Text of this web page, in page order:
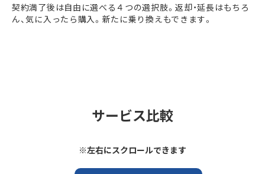
契約満了後は自由に選べる４つの選択肢。返却・延長はもちろ
ん、気に入ったら購入。新たに乗り換えもできます。
サービス比較
※左右にスクロールできます